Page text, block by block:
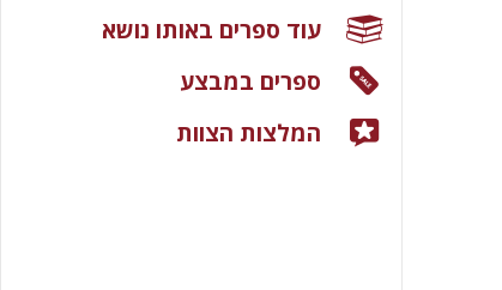
עוד ספרים באותו נושא
ספרים במבצע
המלצות הצוות